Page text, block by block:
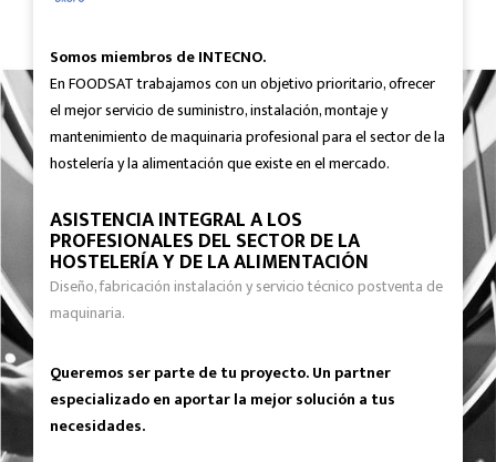
Somos miembros de INTECNO.
En FOODSAT trabajamos con un objetivo prioritario, ofrecer
el mejor servicio de suministro, instalación, montaje y
mantenimiento de maquinaria profesional para el sector de la
hostelería y la alimentación que existe en el mercado.
ASISTENCIA INTEGRAL A LOS
PROFESIONALES DEL SECTOR DE LA
HOSTELERÍA Y DE LA ALIMENTACIÓN
Diseño, fabricación instalación y servicio técnico postventa de
maquinaria.
Queremos ser parte de tu proyecto. Un partner
especializado en aportar la mejor solución a tus
necesidades.